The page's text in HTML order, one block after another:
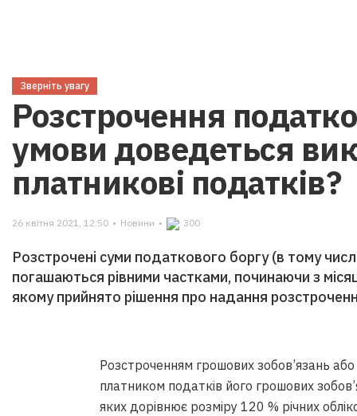
Зверніть увагу
Розстрочення
умови доведеться
платникові податків?
26 квітня 2021, 12:50 • Новини • 300
Розстрочені суми податкового боргу (в тому
погашаються рівними частками, починаючи з
якому прийнято рішення про надання
Розстроченням грошових зобов’язань
платником податків його грошових
яких дорівнює розміру 120 % річних